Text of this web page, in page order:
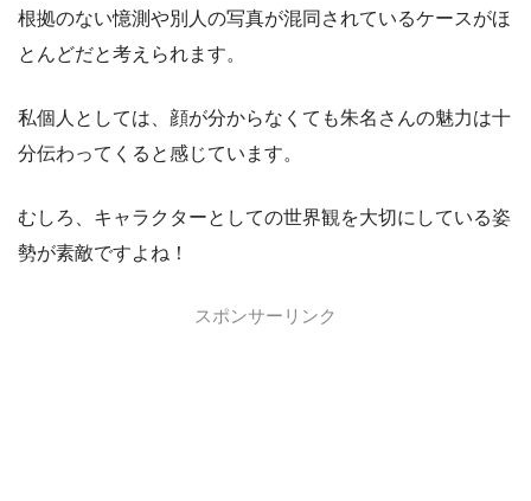
根拠のない憶測や別人の写真が混同されているケースがほ
とんどだと考えられます。
私個人としては、顔が分からなくても朱名さんの魅力は十
分伝わってくると感じています。
むしろ、キャラクターとしての世界観を大切にしている姿
勢が素敵ですよね！
スポンサーリンク